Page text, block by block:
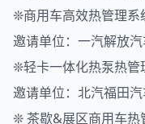
❊商用车高效热管理系
邀请单位：一汽解放
❊轻卡一体化热泵热管
邀请单位：北汽福田
❊ 茶歇&展区商用车热